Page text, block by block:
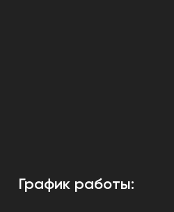
График работы: